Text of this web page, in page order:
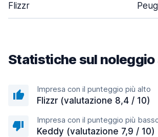
Flizzr
Statistiche sul noleggio
Impresa con il punteggio più alto
Flizzr (valutazione 8,4 / 10)
Impresa con il punteggio più
Keddy (valutazione 7,9 / 10)